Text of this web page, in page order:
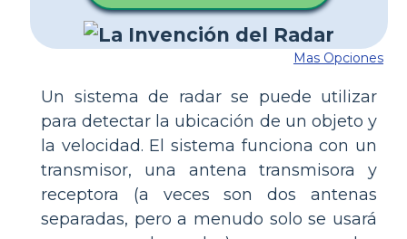
Mas Opciones
Un sistema de radar se puede utilizar
para detectar la ubicación de un objeto y
la velocidad. El sistema funciona con un
transmisor, una antena transmisora ​​y
receptora (a veces son dos antenas
separadas, pero a menudo solo se usará